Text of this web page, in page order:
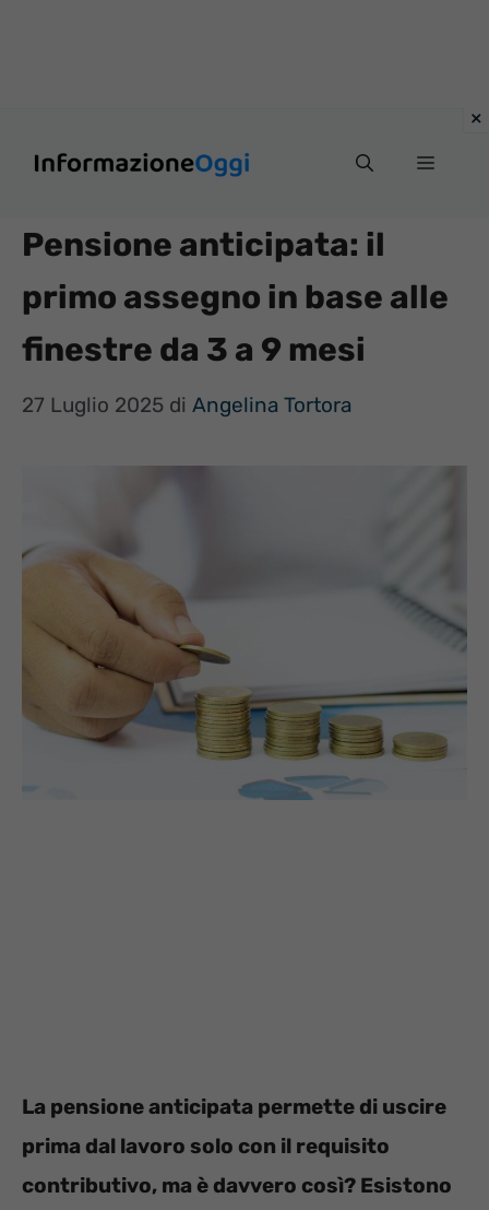
Menu
Pensione anticipata: il
primo assegno in base alle
finestre da 3 a 9 mesi
27 Luglio 2025 di Angelina Tortora
La pensione anticipata permette di uscire
prima dal lavoro solo con il requisito
contributivo, ma è davvero così? Esistono